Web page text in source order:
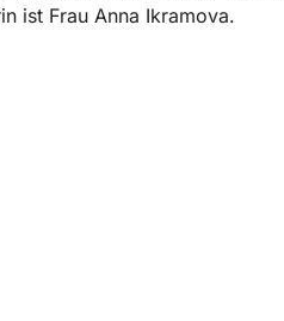
ist Frau Anna Ikramova.